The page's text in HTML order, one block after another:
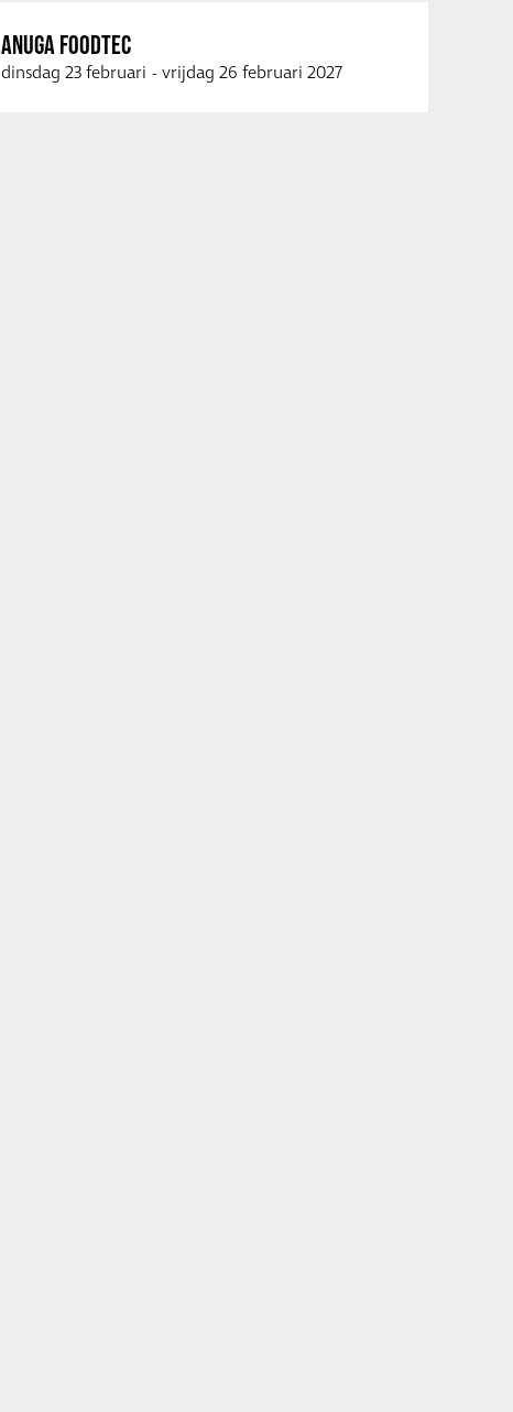
ANUGA FOODTEC
dinsdag 23 februari - vrijdag 26 februari 2027